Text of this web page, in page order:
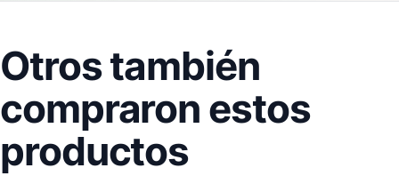
Otros también
compraron estos
productos